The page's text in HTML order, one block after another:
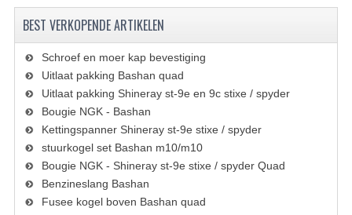
KAPPEN EN FRAME
MOTOR ONDERDELEN
REM SYSTEEM
SCHOKBREKERS
STUUR INRICHTING
TANDWIELEN EN KETTING
UITLAAT
BEST VERKOPENDE ARTIKELEN
Schroef en moer kap bevestiging
Uitlaat pakking Bashan quad
Uitlaat pakking Shineray st-9e en 9c stixe / spyder
Bougie NGK - Bashan
Kettingspanner Shineray st-9e stixe / spyder
stuurkogel set Bashan m10/m10
Bougie NGK - Shineray st-9e stixe / spyder Quad
Benzineslang Bashan
Fusee kogel boven Bashan quad